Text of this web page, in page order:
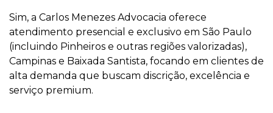
Sim, a Carlos Menezes Advocacia oferece
atendimento presencial e exclusivo em São Paulo
(incluindo Pinheiros e outras regiões valorizadas),
Campinas e Baixada Santista, focando em clientes de
alta demanda que buscam discrição, excelência e
serviço premium.